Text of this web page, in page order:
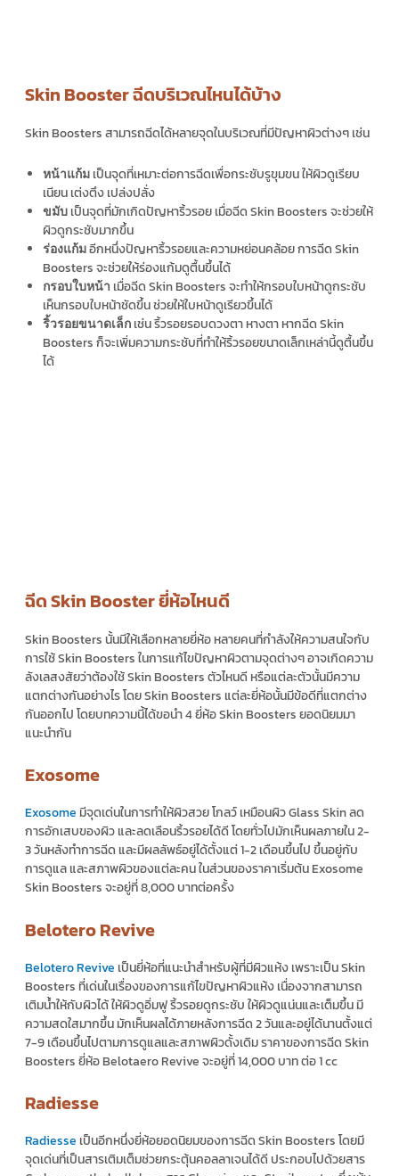
Skin Booster ฉีดบริเวณไหนได้บ้าง
Skin Boostersสามารถฉีดได้หลายจุดในบริเวณที่มีปัญหาผิวต่างๆ เช่น
หน้าแก้ม เป็นจุดที่เหมาะต่อการฉีดเพื่อกระชับรูขุมขน ให้ผิวดูเรียบ
เนียน เต่งตึง เปล่งปลั่ง
ขมับ เป็นจุดที่มักเกิดปัญหาริ้วรอย เมื่อฉีดSkin Boostersจะช่วยให้
ผิวดูกระชับมากขึ้น
ร่องแก้มอีกหนึ่งปัญหาริ้วรอยและความหย่อนคล้อย การฉีดSkin
Boostersจะช่วยให้ร่องแก้มดูตื้นขึ้นได้
กรอบใบหน้า เมื่อฉีดSkin Boostersจะทำให้กรอบใบหน้าดูกระชับ
เห็นกรอบใบหน้าชัดขึ้น ช่วยให้ใบหน้าดูเรียวขึ้นได้
ริ้วรอยขนาดเล็ก เช่น ริ้วรอยรอบดวงตา หางตา หากฉีดSkin
Boostersก็จะเพิ่มความกระชับที่ทำให้ริ้วรอยขนาดเล็กเหล่านี้ดูตื้นขึ้น
ได้
ฉีด Skin Booster ยี่ห้อไหนดี
Skin Boosters นั้นมีให้เลือกหลายยี่ห้อ หลายคนที่กำลังให้ความสนใจกับ
การใช้Skin Boostersในการแก้ไขปัญหาผิวตามจุดต่างๆ อาจเกิดความ
ลังเลสงสัยว่าต้องใช้Skin Boosters ตัวไหนดี หรือแต่ละตัวนั้นมีความ
แตกต่างกันอย่างไร โดยSkin Boosters แต่ละยี่ห้อนั้นมีข้อดีที่แตกต่าง
กันออกไป โดยบทความนี้ได้ขอนำ 4 ยี่ห้อSkin Boostersยอดนิยมมา
แนะนำกัน
Exosome
Exosome มีจุดเด่นในการทำให้ผิวสวย โกลว์ เหมือนผิว Glass Skin ลด
การอักเสบของผิว และลดเลือนริ้วรอยได้ดี โดยทั่วไปมักเห็นผลภายใน 2-
3 วันหลังทำการฉีด และมีผลลัพธ์อยู่ได้ตั้งแต่ 1-2 เดือนขึ้นไป ขึ้นอยู่กับ
การดูแล และสภาพผิวของแต่ละคน ในส่วนของราคาเริ่มต้น Exosome
Skin Boostersจะอยู่ที่ 8,000 บาทต่อครั้ง
Belotero Revive
Belotero Revive เป็นยี่ห้อที่แนะนำสำหรับผู้ที่มีผิวแห้ง เพราะเป็นSkin
Boosters ที่เด่นในเรื่องของการแก้ไขปัญหาผิวแห้ง เนื่องจากสามารถ
เติมน้ำให้กับผิวได้ ให้ผิวดูอิ่มฟู ริ้วรอยดูกระชับ ให้ผิวดูแน่นและเต็มขึ้น มี
ความสดใสมากขึ้น มักเห็นผลได้ภายหลังการฉีด 2 วันและอยู่ได้นานตั้งแต่
7-9 เดือนขึ้นไปตามการดูแลและสภาพผิวดั้งเดิมราคาของการฉีดSkin
Boostersยี่ห้อ Belotaero Revive จะอยู่ที่ 14,000 บาท ต่อ 1 cc
Radiesse
Radiesse เป็นอีกหนึ่งยี่ห้อยอดนิยมของการฉีดSkin Boostersโดยมี
จุดเด่นที่เป็นสารเติมเต็มช่วยกระตุ้นคอลลาเจนได้ดี ประกอบไปด้วยสาร